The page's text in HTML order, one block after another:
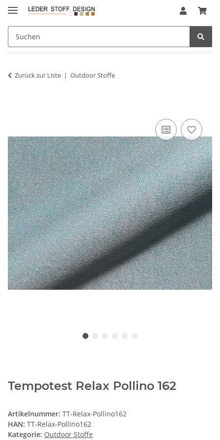
Zurück zur Liste Outdoor Stoffe
Tempotest Relax Pollino 162
Artikelnummer: TT-Relax-Pollino162
HAN: TT-Relax-Pollino162
Kategorie: Outdoor Stoffe